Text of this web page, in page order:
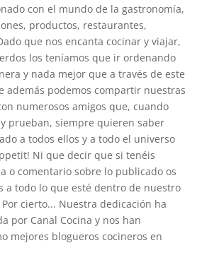
con el mundo de la gastronomía,
productos, restaurantes,
que nos encanta cocinar y viajar,
los teníamos que ir ordenando
y nada mejor que a través de este
además podemos compartir nuestras
numerosos amigos que, cuando
prueban, siempre quieren saber
a todos ellos y a todo el universo
Ni que decir que si tenéis
o comentario sobre lo publicado os
a todo lo que esté dentro de nuestro
Por cierto... Nuestra dedicación ha
por Canal Cocina y nos han
mejores blogueros cocineros en